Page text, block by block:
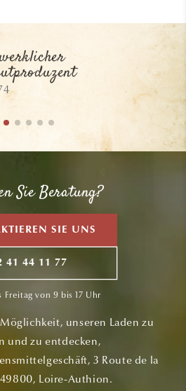
Sie Beratung?
SIE UNS
41 44 11 77
Freitag von 9 bis 17 Uhr
unseren Laden zu
und zu entdecken,
3 Route de la
Loire-Authion.